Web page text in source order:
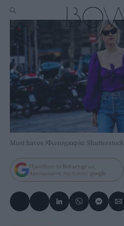
Must haves /Φωτογραφία: Shutterstock
Πρόσθεσε το Bovary.gr ως
προτιμώμενη πηγή στην google